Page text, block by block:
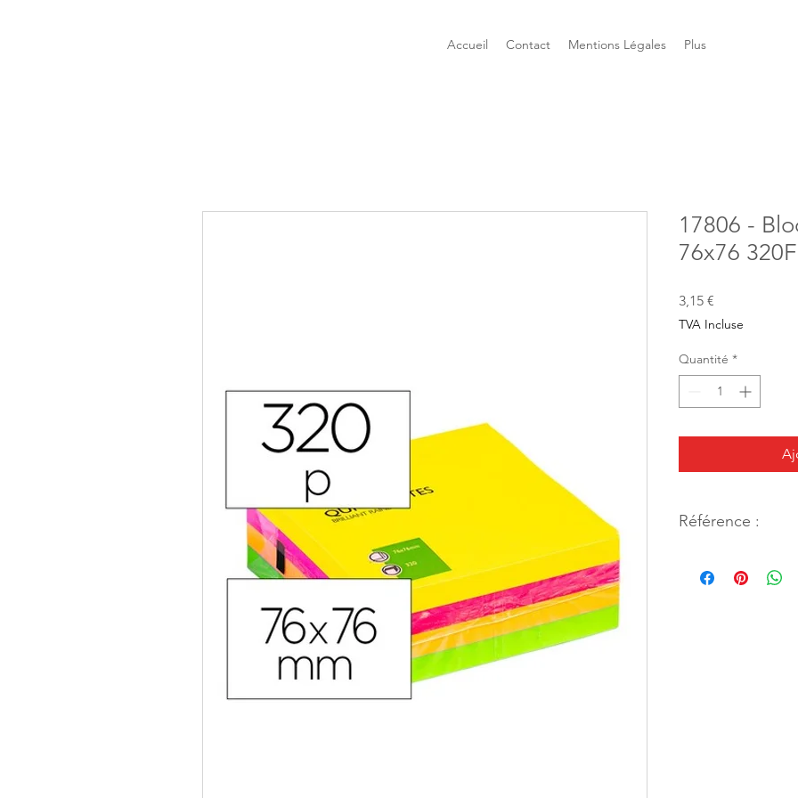
Accueil Contact Mentions Légales Plus
17806 -
76x76
3,15 €
TVA Incluse
Quantité *
Référence :